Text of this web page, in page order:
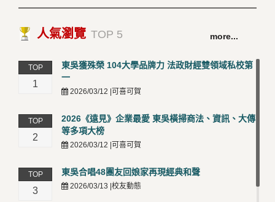
人氣瀏覽 TOP 5 more...
TOP
1
東吳獲殊榮 104大學品牌力 法政財經雙領域私校第
一
2026/03/12 |可喜可賀
TOP
2
2026《遠見》企業最愛 東吳橫掃商法、資訊、大傳
等多項大榜
2026/03/12 |可喜可賀
TOP
3
東吳合唱48團友回娘家再現經典和聲
2026/03/13 |校友動態